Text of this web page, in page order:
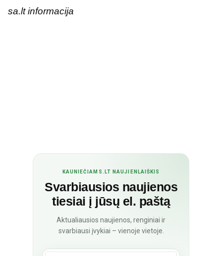
sa.lt informacija
KAUNIEČIAMS.LT NAUJIENLAIŠKIS
Svarbiausios naujienos
tiesiai į jūsų el. paštą
Aktualiausios naujienos, renginiai ir
svarbiausi įvykiai – vienoje vietoje.